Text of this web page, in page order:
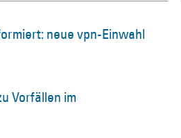
neue vpn-Einwahl
Vorfällen im